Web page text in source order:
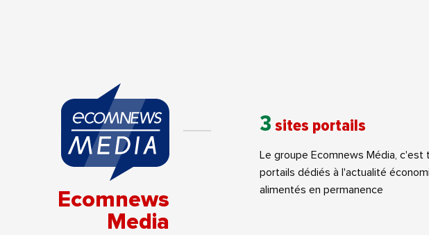
Ecomnews
Media
3 sites portails
Le groupe Ecomnews Média, c'est
portails dédiés à l'actualité
alimentés en permanence